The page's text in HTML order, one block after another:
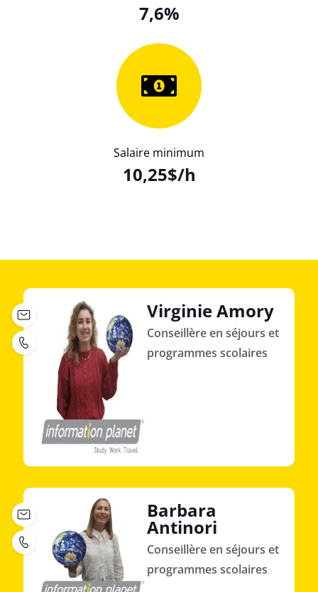
7,6%
10,25$/h
Salaire minimum
Virginie Amory
Conseillère en séjours et
programmes scolaires
Barbara
Antinori
Conseillère en séjours et
programmes scolaires